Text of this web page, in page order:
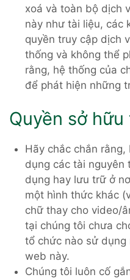
xoá và toàn bộ dịch
này như tài liệu, các
quyền truy cập dịch
thống và không thể
rằng, hệ thống của
để phát hiện những
Quyền sở
Hãy chắc chắn
dụng các tài nguyên
dụng hay lưu trữ ở
một hình thức khác
chữ thay cho video/
tại chúng tôi chưa
tổ chức nào sử
web này.
Chúng tôi luôn cố